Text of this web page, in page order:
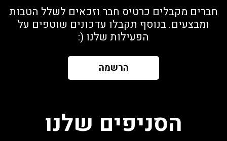
חברים מקבלים כרטיס חבר וזכאים לשלל הטבות
ומבצעים. בנוסף תקבלו עדכונים שוטפים על
הפעילות שלנו (:
הרשמה
הסניפים שלנו